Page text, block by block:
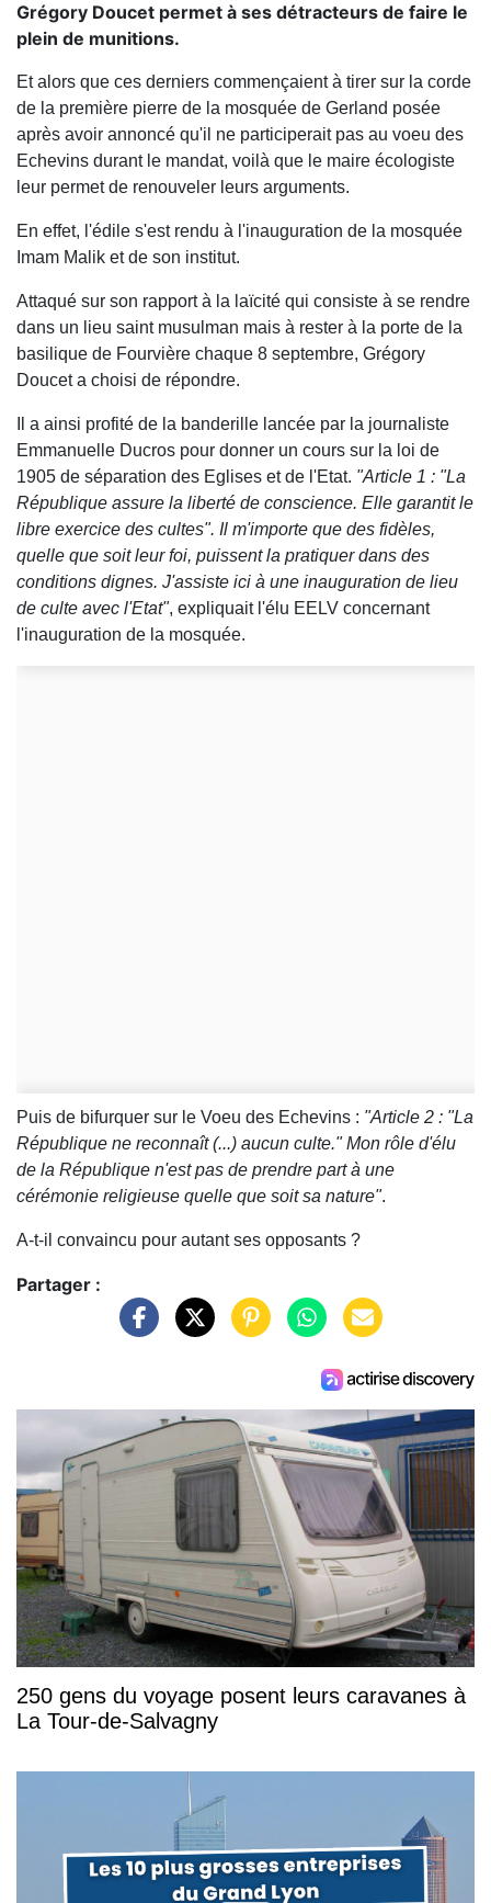
Grégory Doucet permet à ses détracteurs de faire le
plein de munitions.
Et alors que ces derniers commençaient à tirer sur la corde
de la première pierre de la mosquée de Gerland posée
après avoir annoncé qu'il ne participerait pas au voeu des
Echevins durant le mandat, voilà que le maire écologiste
leur permet de renouveler leurs arguments.
En effet, l'édile s'est rendu à l'inauguration de la mosquée
Imam Malik et de son institut.
Attaqué sur son rapport à la laïcité qui consiste à se rendre
dans un lieu saint musulman mais à rester à la porte de la
basilique de Fourvière chaque 8 septembre, Grégory
Doucet a choisi de répondre.
Il a ainsi profité de la banderille lancée par la journaliste
Emmanuelle Ducros pour donner un cours sur la loi de
1905 de séparation des Eglises et de l'Etat. "Article 1 : "La
République assure la liberté de conscience. Elle garantit le
libre exercice des cultes". Il m'importe que des fidèles,
quelle que soit leur foi, puissent la pratiquer dans des
conditions dignes. J'assiste ici à une inauguration de lieu
de culte avec l'Etat", expliquait l'élu EELV concernant
l'inauguration de la mosquée.
Puis de bifurquer sur le Voeu des Echevins : "Article 2 : "La
République ne reconnaît (...) aucun culte." Mon rôle d'élu
de la République n'est pas de prendre part à une
cérémonie religieuse quelle que soit sa nature".
A-t-il convaincu pour autant ses opposants ?
Partager :
250 gens du voyage posent leurs caravanes à
La Tour-de-Salvagny